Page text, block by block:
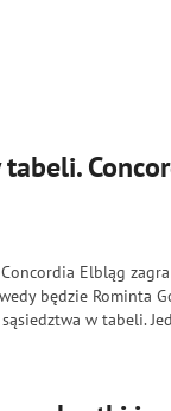
Elbląg
będzie Rominta
w tabeli.